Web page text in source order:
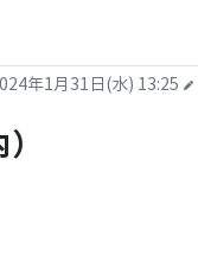
年1月31日(水) 13:25